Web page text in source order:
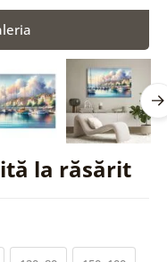
la răsărit